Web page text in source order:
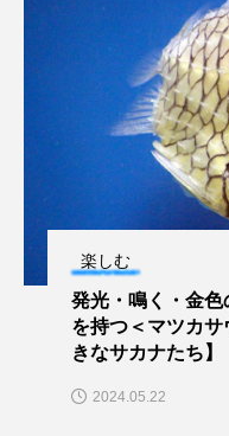
楽しむ
発光・鳴く・金
を持つ＜マツカ
きなサカナたち】
2024.05.22